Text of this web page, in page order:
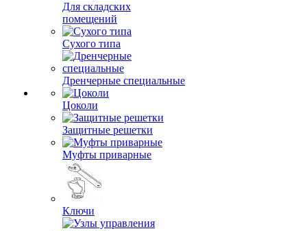
Для складских
помещений
Сухого типа
Дренчерные специальные
Цоколи
Защитные решетки
Муфты приварные
Ключи